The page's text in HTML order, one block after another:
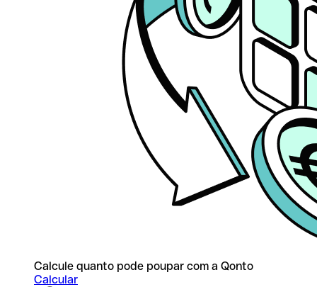
Calcule quanto pode poupar com a Qonto
Calcular